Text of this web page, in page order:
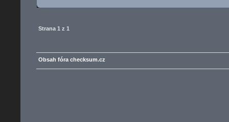
Strana 1 z 1
Obsah fóra checksum.cz